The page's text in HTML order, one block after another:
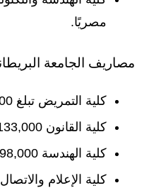
مصريًا.
مصاريف الجامعة
كلية التمريض تبلغ 63,000 جنيهًا مصريًا.
كلية القانون 133,000 جنيهًا مصريًا.
كلية الهندسة 198,000 جنيهًا مصريًا.
كلية الإعلام والاتصال 158,000 جنيهًا مصريًا.